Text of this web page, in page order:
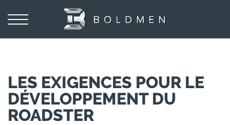
LES EXIGENCES POUR LE
DÉVELOPPEMENT DU
ROADSTER